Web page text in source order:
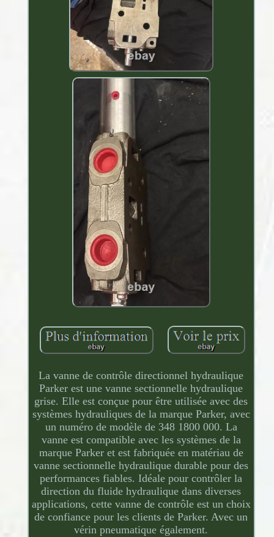
La vanne de contrôle directionnel hydraulique
Parker est une vanne sectionnelle hydraulique
grise. Elle est conçue pour être utilisée avec des
systèmes hydrauliques de la marque Parker, avec
un numéro de modèle de 348 1800 000. La
vanne est compatible avec les systèmes de la
marque Parker et est fabriquée en matériau de
vanne sectionnelle hydraulique durable pour des
performances fiables. Idéale pour contrôler la
direction du fluide hydraulique dans diverses
applications, cette vanne de contrôle est un choix
de confiance pour les clients de Parker. Avec un
vérin pneumatique également.